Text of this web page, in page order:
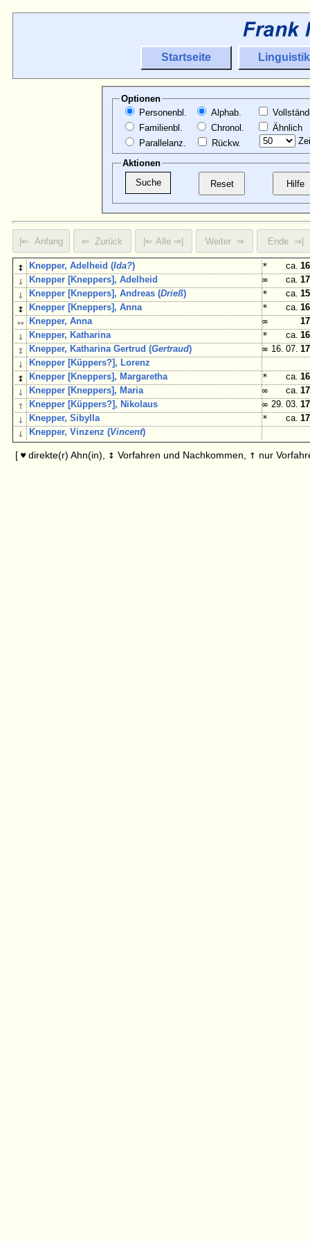
Startseite Linguistik
Optionen
Personenbl.
Familienbl.
Parallelanz.
Alphab.
Chronol.
Rückw.
Ähnlich
Aktionen
↕ Knepper, Adelheid (Ida?) * ca.
↓ Knepper [Kneppers], Adelheid ∞ ca.
↓ Knepper [Kneppers], Andreas (Drieß) * ca.
↕ Knepper [Kneppers], Anna * ca.
↔ Knepper, Anna ∞
↓ Knepper, Katharina * ca.
↕ Knepper, Katharina Gertrud (Gertraud) ∞ 16. 07.
↓ Knepper [Küppers?], Lorenz
↕ Knepper [Kneppers], Margaretha * ca.
↓ Knepper [Kneppers], Maria ∞ ca.
↑ Knepper [Küppers?], Nikolaus ∞ 29. 03.
↓ Knepper, Sibylla * ca.
↓ Knepper, Vinzenz (Vincent)
[ ♥ direkte(r) Ahn(in), ↕ Vorfahren und Nachkommen, ↑ nur